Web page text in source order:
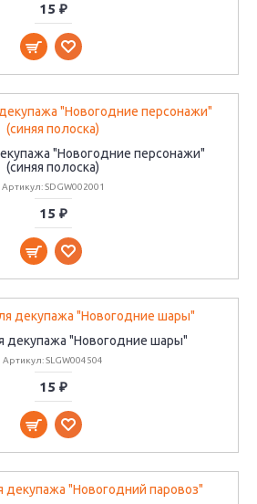
15 ₽
"Новогодние персонажи"
(синяя полоска)
Артикул: SDGW002001
15 ₽
декупажа "Новогодние шары"
Артикул: SLGW004504
15 ₽